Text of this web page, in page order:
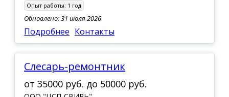
Опыт работы: 1 год
Обновлено: 31 июля 2026
Подробнее Контакты
Слесарь-ремонтник
от 35000 руб. до 50000 руб.